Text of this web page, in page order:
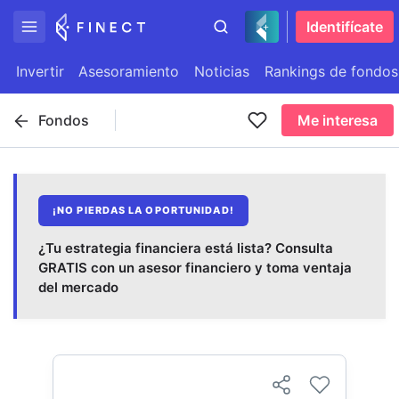
Identifícate
Invertir Asesoramiento Noticias Rankings de fondos
Fondos Me interesa
¡NO PIERDAS LA OPORTUNIDAD!
¿Tu estrategia financiera está lista? Consulta
GRATIS con un asesor financiero y toma ventaja
del mercado